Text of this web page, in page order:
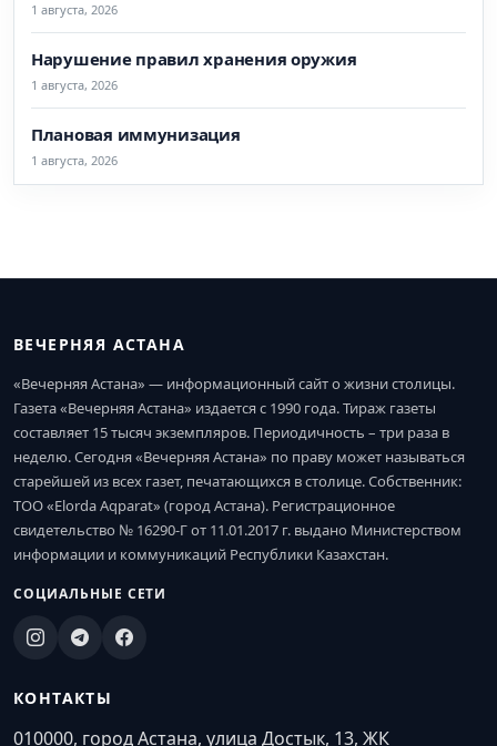
1 августа, 2026
Нарушение правил хранения оружия
1 августа, 2026
Плановая иммунизация
1 августа, 2026
ВЕЧЕРНЯЯ АСТАНА
«Вечерняя Астана» — информационный сайт о жизни столицы.
Газета «Вечерняя Астана» издается с 1990 года. Тираж газеты
составляет 15 тысяч экземпляров. Периодичность – три раза в
неделю. Сегодня «Вечерняя Астана» по праву может называться
старейшей из всех газет, печатающихся в столице. Собственник:
ТОО «Elorda Aqparat» (город Астана). Регистрационное
свидетельство № 16290-Г от 11.01.2017 г. выдано Министерством
информации и коммуникаций Республики Казахстан.
СОЦИАЛЬНЫЕ СЕТИ
КОНТАКТЫ
010000, город Астана, улица Достык, 13, ЖК